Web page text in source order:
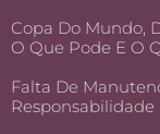
Copa Do Mundo,
O Que Pode E O
Falta De
Responsabilidade